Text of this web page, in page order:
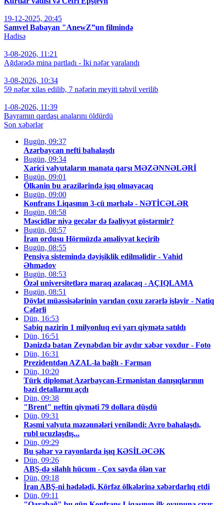
19-12-2025, 20:45
Samvel Babayan "AnewZ”un filmində
Hadisə
3-08-2026, 11:21
Ağdərədə mina partladı - İki nəfər yaralandı
3-08-2026, 10:34
59 nəfər xilas edilib, 7 nəfərin meyiti təhvil verilib
1-08-2026, 11:39
Bayramın qardaşı analarını öldürdü
Son xəbərlər
Bugün, 09:37
Azərbaycan nefti bahalaşdı
Bugün, 09:34
Xarici valyutaların manata qarşı MƏZƏNNƏLƏRİ
Bugün, 09:01
Ölkənin bu ərazilərində işıq olmayacaq
Bugün, 09:00
Konfrans Liqasının 3-cü mərhələ - NƏTİCƏLƏR
Bugün, 08:58
Məscidlər niyə gecələr də fəaliyyət göstərmir?
Bugün, 08:57
İran ordusu Hörmüzdə əməliyyat keçirib
Bugün, 08:55
Pensiya sistemində dəyişiklik edilməlidir - Vahid
Əhmədov
Bugün, 08:53
Özəl universitetlərə maraq azalacaq - AÇIQLAMA
Bugün, 08:51
Dövlət müəssisələrinin yarıdan çoxu zərərlə işləyir - Natiq
Cəfərli
Dün, 16:53
Sabiq nazirin 1 milyonluq evi yarı qiymətə satıldı
Dün, 16:51
Dənizdə batan Zeynəbdən bir aydır xəbər yoxdur - Foto
Dün, 16:31
Prezidentdən AZAL-la bağlı - Fərman
Dün, 10:20
Türk diplomat Azərbaycan-Ermənistan danışıqlarının
bəzi detallarını açdı
Dün, 09:38
"Brent" neftin qiyməti 79 dollara düşdü
Dün, 09:31
Rəsmi valyuta məzənnələri yeniləndi: Avro bahalaşdı,
rubl ucuzlaşdış...
Dün, 09:29
Bu şəhər və rayonlarda işıq KƏSİLƏCƏK
Dün, 09:26
ABŞ-də silahlı hücum - Çox sayda ölən var
Dün, 09:18
İran ABŞ-ni hədələdi, Körfəz ölkələrinə xəbərdarlıq etdi
Dün, 09:11